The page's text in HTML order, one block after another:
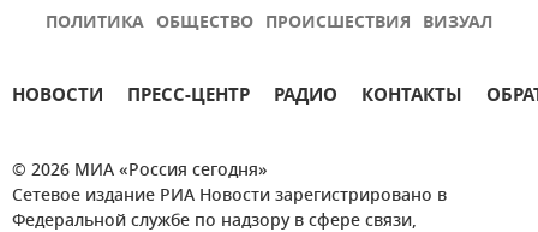
ПОЛИТИКА ОБЩЕСТВО ПРОИСШЕСТВИЯ ВИЗУАЛ
НОВОСТИ ПРЕСС-ЦЕНТР РАДИО КОНТАКТЫ
© 2026 МИА «Россия сегодня»
Сетевое издание РИА Новости зарегистрировано в
Федеральной службе по надзору в сфере связи,